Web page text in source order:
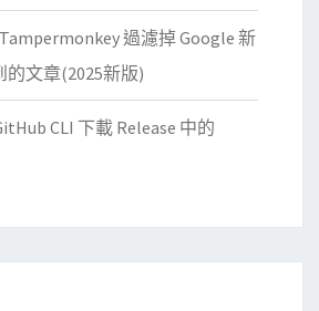
披
薩
遊
戲
過濾掉 Google 新
文章(2025新版)
CLI 下載 Release 中的